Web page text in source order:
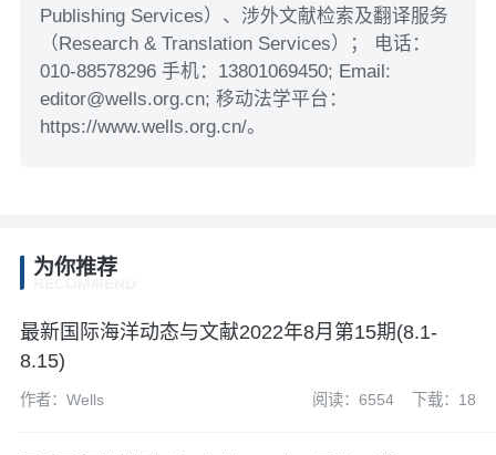
Publishing Services）、涉外文献检索及翻译服务
（Research & Translation Services）； 电话：
010-88578296 手机：13801069450; Email:
editor@wells.org.cn; 移动法学平台：
https://www.wells.org.cn/。
为你推荐
最新国际海洋动态与文献2022年8月第15期(8.1-
8.15)
作者：Wells 阅读：6554 下载：18